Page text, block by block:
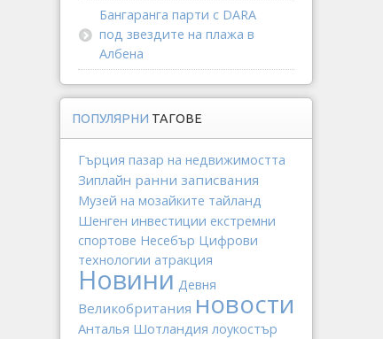
Бангаранга парти с DARA
под звездите на плажа в
Албена
ПОПУЛЯРНИ ТАГОВЕ
Гърция пазар на недвижимостта
Зиплайн ранни записвания
Музей на мозайките тайланд
Шенген инвестиции екстремни
спортове Несебър Цифрови
технологии атракция
Новини Девня
Великобритания новости
Анталья Шотландия лоукостър